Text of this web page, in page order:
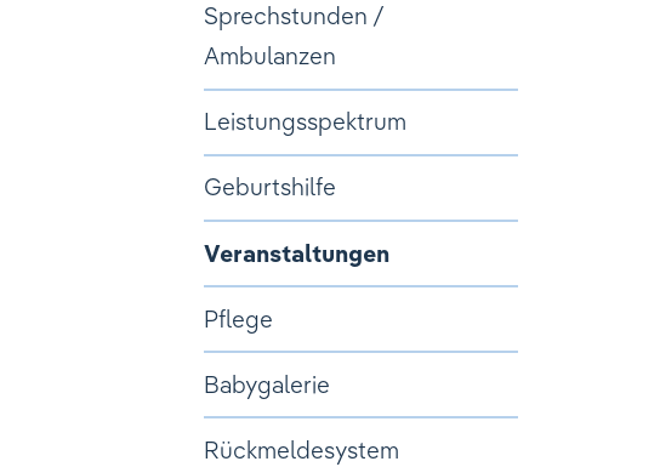
Sprechstunden /
Ambulanzen
Leistungsspektrum
Geburtshilfe
Veranstaltungen
Pflege
Babygalerie
Rückmeldesystem